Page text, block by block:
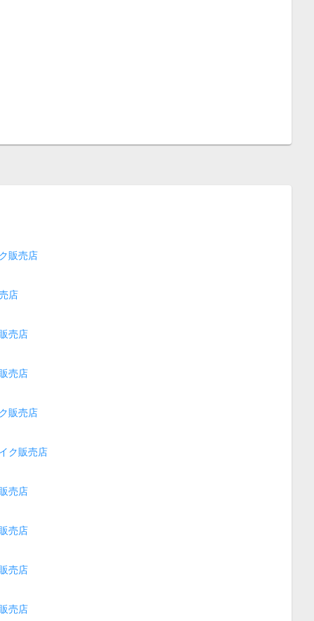
販売店
店
売店
売店
販売店
ク販売店
売店
売店
売店
売店